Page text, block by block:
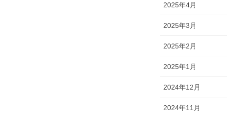
2025年4月
2025年3月
2025年2月
2025年1月
2024年12月
2024年11月